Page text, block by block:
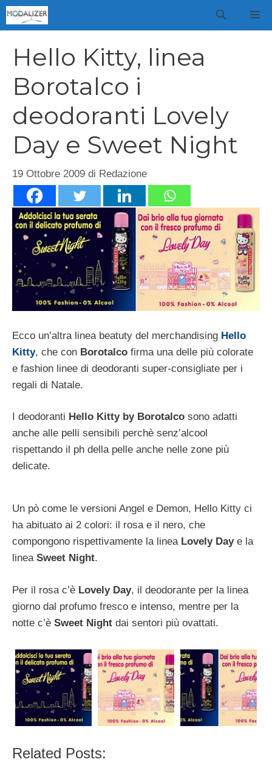
Vai
al
Hello Kitty, linea
Borotalco i
deodoranti Lovely
Day e Sweet Night
19 Ottobre 2009 di Redazione
Ecco un’altra linea beatuty del merchandising Hello
Kitty, che con Borotalco firma una delle più colorate
e fashion linee di deodoranti super-consigliate per i
regali di Natale.
I deodoranti Hello Kitty by Borotalco sono adatti
anche alle pelli sensibili perchè senz’alcool
rispettando il ph della pelle anche nelle zone più
delicate.
Un pò come le versioni Angel e Demon, Hello Kitty ci
ha abituato ai 2 colori: il rosa e il nero, che
compongono rispettivamente la linea Lovely Daye la
linea Sweet Night.
Per il rosa c’è Lovely Day, il deodorante per la linea
giorno dal profumo fresco e intenso, mentre per la
notte c’è Sweet Night dai sentori più ovattati.
Related Posts: